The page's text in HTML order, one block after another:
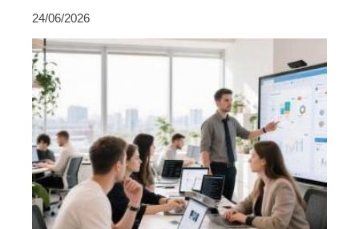
24/06/2026